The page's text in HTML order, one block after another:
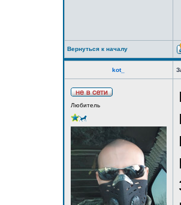
Вернуться к началу
kot_
Любитель